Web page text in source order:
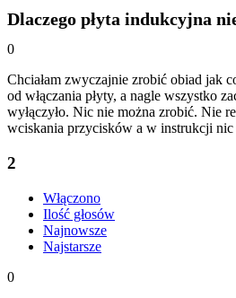
Dlaczego płyta indukcyjna
0
Chciałam zwyczajnie zrobić obiad jak
od włączania płyty, a nagle wszystko
wyłączyło. Nic nie można zrobić. Nie
wciskania przycisków a w instrukcji nic
2
Włączono
Ilość głosów
Najnowsze
Najstarsze
0